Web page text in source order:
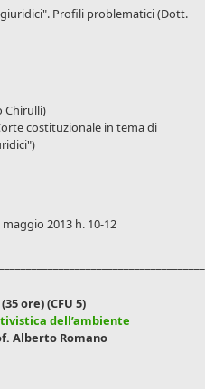
Profili problematici (Dott.
Chirulli)
costituzionale in tema di
2013 h. 10-12
ore) (CFU 5)
dell’ambiente
Alberto Romano